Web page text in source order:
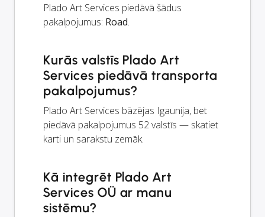
Plado Art Services piedāvā šādus
pakalpojumus: Road.
Kurās valstīs Plado Art
Services piedāvā transporta
pakalpojumus?
Plado Art Services bāzējas Igaunija, bet
piedāvā pakalpojumus 52 valstīs — skatiet
karti un sarakstu zemāk.
Kā integrēt Plado Art
Services OÜ ar manu
sistēmu?